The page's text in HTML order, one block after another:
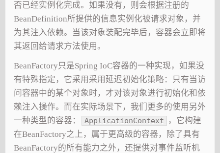
否已经实例化完成。如果没有，则会根据注册的
BeanDefinition所提供的信息实例化被请求对象，并
为其注入依赖。当该对象装配完毕后，容器会立即将
其返回给请求方法使用。
BeanFactory只是Spring IoC容器的一种实现，如果没
有特殊指定，它采用采用延迟初始化策略：只有当访
问容器中的某个对象时，才对该对象进行初始化和依
赖注入操作。而在实际场景下，我们更多的使用另外
一种类型的容器：
ApplicationContext
，它构建
在BeanFactory之上，属于更高级的容器，除了具有
BeanFactory的所有能力之外，还提供对事件监听机